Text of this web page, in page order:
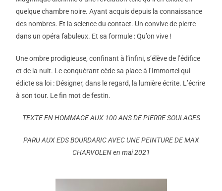
quelque chambre noire. Ayant acquis depuis la connaissance
des nombres. Et la science du contact. Un convive de pierre
dans un opéra fabuleux. Et sa formule : Qu’on vive !
Une ombre prodigieuse, confinant à l’infini, s’élève de l’édifice
et de la nuit. Le conquérant cède sa place à l’Immortel qui
édicte sa loi : Désigner, dans le regard, la lumière écrite. L’écrire
à son tour. Le fin mot de festin.
TEXTE EN HOMMAGE AUX 100 ANS DE PIERRE SOULAGES
PARU AUX EDS BOURDARIC AVEC UNE PEINTURE DE MAX
CHARVOLEN en mai 2021